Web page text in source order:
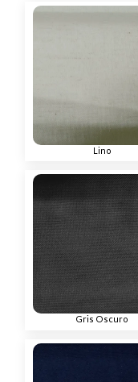
Lino
Gris Oscuro